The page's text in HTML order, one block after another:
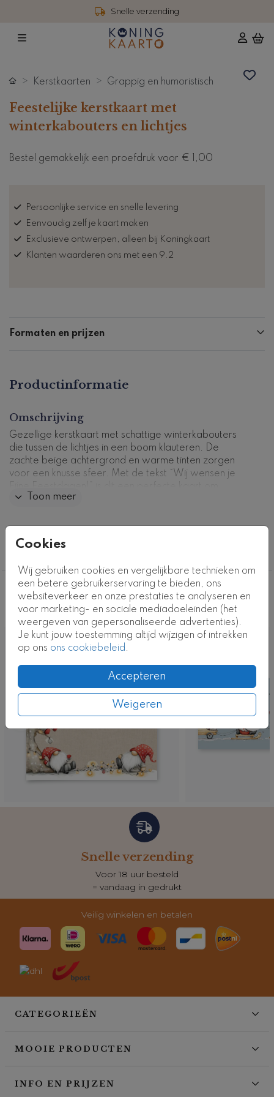
Snelle verzending
Cookies
Wij gebruiken cookies en vergelijkbare technieken om
een betere gebruikerservaring te bieden, ons
websiteverkeer en onze prestaties te analyseren en
voor marketing- en sociale mediadoeleinden (het
weergeven van gepersonaliseerde advertenties).
Je kunt jouw toestemming altijd wijzigen of intrekken
op ons ons cookiebeleid.
Accepteren
Weigeren
Kerstkaarten Grappig en humoristisch
Feestelijke kerstkaart met
winterkabouters en lichtjes
Bestel gemakkelijk een proefdruk voor € 1,00
Persoonlijke service en snelle levering
Eenvoudig zelf je kaart maken
Exclusieve ontwerpen, alleen bij Koningkaart
Klanten waarderen ons met een 9.2
Formaten en prijzen
Productinformatie
Omschrijving
Gezellige kerstkaart met schattige winterkabouters
die tussen de lichtjes in een boom klauteren. De
zachte beige achtergrond en warme tinten zorgen
voor een knusse sfeer. Met de tekst “Wij wensen je
warmte en vrolijkheid te delen tijdens de feestdagen.
Kaartcode: K-0715-5
Toon meer
Collectie
Deze ontwerpen vind je misschien ook
leuk
Snelle verzending
Voor 18 uur besteld
= vandaag in gedrukt
Veilig winkelen en betalen
CATEGORIEËN
MOOIE PRODUCTEN
INFO EN PRIJZEN